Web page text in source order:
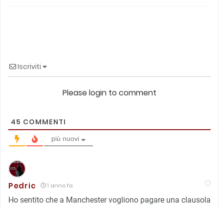
Iscriviti
Please login to comment
45 COMMENTI
più nuovi
Pedric 1 anno fa
Ho sentito che a Manchester vogliono pagare una clausola